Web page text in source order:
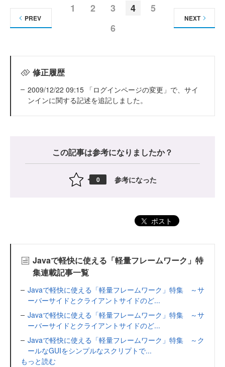
1 2 3 4
5
6
PREV NEXT
修正履歴
2009/12/22 09:15 「ログインページの変更」で、サイ
ンインに関する記述を追記しました。
この記事は参考になりましたか？
0 参考になった
ポスト
Javaで軽快に使える「軽量フレームワーク」特
集連載記事一覧
Javaで軽快に使える「軽量フレームワーク」特集 ～サ
ーバーサイドとクライアントサイドのど...
Javaで軽快に使える「軽量フレームワーク」特集 ～サ
ーバーサイドとクライアントサイドのど...
Javaで軽快に使える「軽量フレームワーク」特集 ～ク
ールなGUIをシンプルなスクリプトで...
もっと読む